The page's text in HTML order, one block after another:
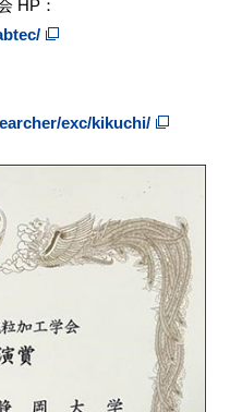
HP：
exc/kikuchi/